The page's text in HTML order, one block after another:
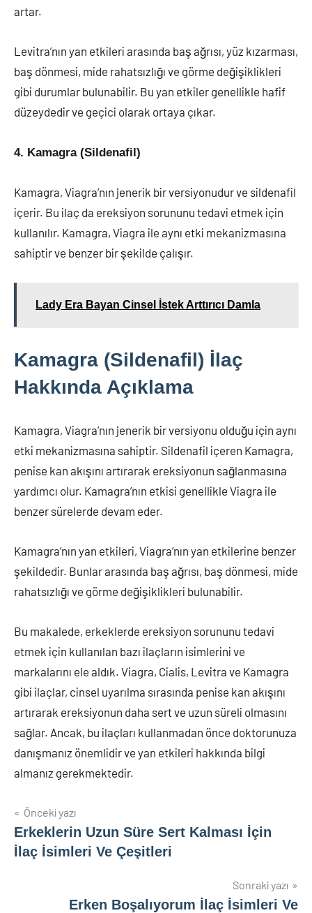
artar.
Levitra’nın yan etkileri arasında baş ağrısı, yüz kızarması,
baş dönmesi, mide rahatsızlığı ve görme değişiklikleri
gibi durumlar bulunabilir. Bu yan etkiler genellikle hafif
düzeydedir ve geçici olarak ortaya çıkar.
4. Kamagra (Sildenafil)
Kamagra, Viagra’nın jenerik bir versiyonudur ve sildenafil
içerir. Bu ilaç da ereksiyon sorununu tedavi etmek için
kullanılır. Kamagra, Viagra ile aynı etki mekanizmasına
sahiptir ve benzer bir şekilde çalışır.
Lady Era Bayan Cinsel İstek Arttırıcı Damla
Kamagra (Sildenafil) İlaç
Hakkında Açıklama
Kamagra, Viagra’nın jenerik bir versiyonu olduğu için aynı
etki mekanizmasına sahiptir. Sildenafil içeren Kamagra,
penise kan akışını artırarak ereksiyonun sağlanmasına
yardımcı olur. Kamagra’nın etkisi genellikle Viagra ile
benzer sürelerde devam eder.
Kamagra’nın yan etkileri, Viagra’nın yan etkilerine benzer
şekildedir. Bunlar arasında baş ağrısı, baş dönmesi, mide
rahatsızlığı ve görme değişiklikleri bulunabilir.
Bu makalede, erkeklerde ereksiyon sorununu tedavi
etmek için kullanılan bazı ilaçların isimlerini ve
markalarını ele aldık. Viagra, Cialis, Levitra ve Kamagra
gibi ilaçlar, cinsel uyarılma sırasında penise kan akışını
artırarak ereksiyonun daha sert ve uzun süreli olmasını
sağlar. Ancak, bu ilaçları kullanmadan önce doktorunuza
danışmanız önemlidir ve yan etkileri hakkında bilgi
almanız gerekmektedir.
Yazı
gezinmesi
Önceki yazı
Erkeklerin Uzun Süre Sert Kalması İçin
İlaç İsimleri Ve Çeşitleri
Sonraki yazı
Erken Boşalıyorum İlaç İsimleri Ve